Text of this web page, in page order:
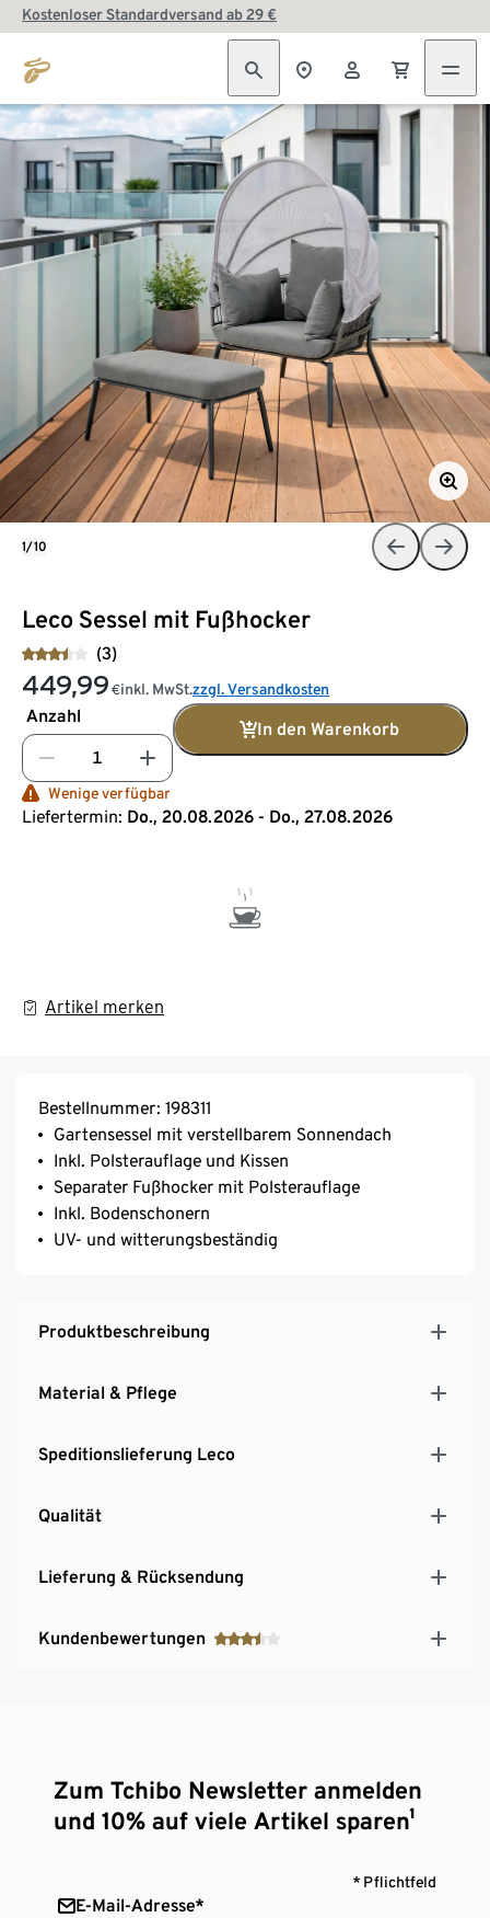
Kostenloser Standardversand ab 29 €
Leco Sessel mit Fußhocker
(3)
449,99 €inkl. MwSt.zzgl. Versandkosten
Anzahl
In den Warenkorb
Wenige verfügbar
Liefertermin: Do., 20.08.2026 - Do., 27.08.2026
Artikel merken
1/10
Bestellnummer: 198311
Gartensessel mit verstellbarem Sonnendach
Inkl. Polsterauflage und Kissen
Separater Fußhocker mit Polsterauflage
Inkl. Bodenschonern
UV- und witterungsbeständig
Produktbeschreibung
Material & Pflege
Speditionslieferung Leco
Qualität
Lieferung & Rücksendung
Kundenbewertungen
Zum Tchibo Newsletter anmelden
und 10% auf viele Artikel sparen¹
* Pflichtfeld
E-Mail-Adresse*